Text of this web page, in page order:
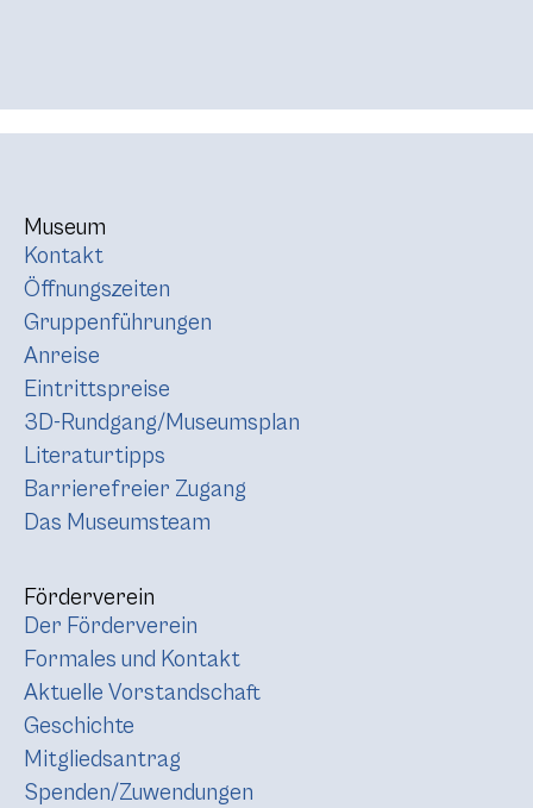
Museum
Kontakt
Öffnungszeiten
Gruppenführungen
Anreise
Eintrittspreise
3D-Rundgang/Museumsplan
Literaturtipps
Barrierefreier Zugang
Das Museumsteam
Förderverein
Der Förderverein
Formales und Kontakt
Aktuelle Vorstandschaft
Geschichte
Mitgliedsantrag
Spenden/Zuwendungen